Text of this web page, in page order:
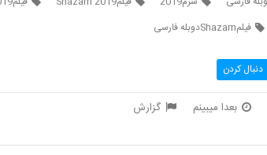
فیلمShazamدوبله فارسی
دنبال کردن
بعدا میبینم گزارش